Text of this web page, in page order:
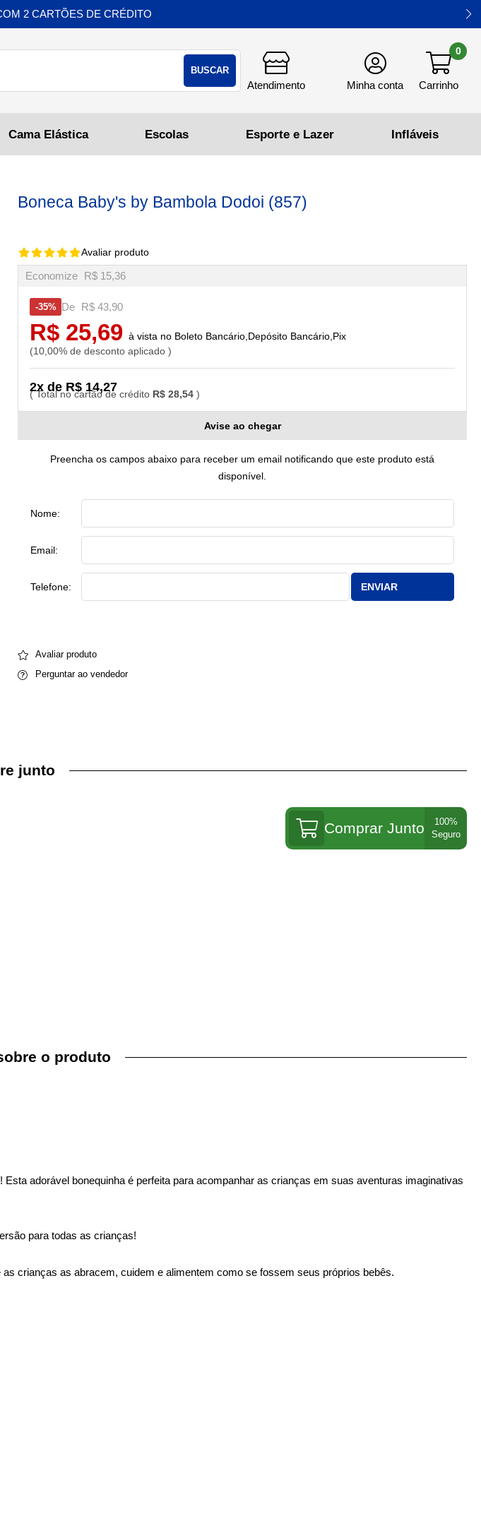
BUSCAR
0
Cama Elástica
2 CARTÕES DE CRÉDITO
Boneca Baby's by Bambola Dodoi (857)
Avaliar produto
De R$ 43,90
R$ 28,54
Economize R$ 15,36
35%
2x de R$ 14,27
R$ 25,69
10,00% de desconto aplicado
Boleto Bancário,Depósito Bancário,Pix
Avise ao chegar
Preencha os campos abaixo para receber um email notificando que este produto está
disponível.
Nome:
Email:
Telefone: ENVIAR
Avaliar produto
Perguntar ao vendedor
junto
Comprar Junto
o produto
adorável bonequinha é perfeita para acompanhar as crianças em suas aventuras imaginativas
para todas as crianças!
crianças as abracem, cuidem e alimentem como se fossem seus próprios bebês.